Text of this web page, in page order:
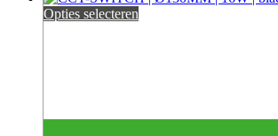
Opties selecteren